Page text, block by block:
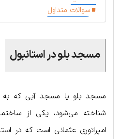
سوالات متداول
مسجد بلو در استانبول
مسجد بلو یا مسجد آبی که
شناخته می‌شود، یکی از
امپراتوری عثمانی است که در